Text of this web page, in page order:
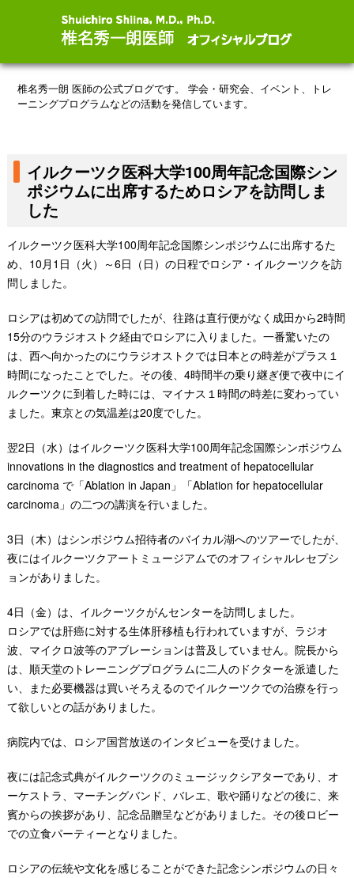
椎名秀一朗 医師の公式ブログです。
学会・研究会、イベント、トレ
ーニングプログラムなどの活動を発信しています。
イルクーツク医科大学100周年記念国際シン
ポジウムに出席するためロシアを訪問しま
した
イルクーツク医科大学100周年記念国際シンポジウムに出席するた
め、10月1日（火）～6日（日）の日程でロシア・イルクーツクを訪
問しました。
ロシアは初めての訪問でしたが、往路は直行便がなく成田から2時間
15分のウラジオストク経由でロシアに入りました。一番驚いたの
は、西へ向かったのにウラジオストクでは日本との時差がプラス１
時間になったことでした。その後、4時間半の乗り継ぎ便で夜中にイ
ルクーツクに到着した時には、マイナス１時間の時差に変わってい
ました。東京との気温差は20度でした。
翌2日（水）はイルクーツク医科大学100周年記念国際シンポジウム
innovations in the diagnostics and treatment of hepatocellular
carcinoma で「Ablation in Japan」「Ablation for hepatocellular
carcinoma」の二つの講演を行いました。
3日（木）はシンポジウム招待者のバイカル湖へのツアーでしたが、
夜にはイルクーツクアートミュージアムでのオフィシャルレセプシ
ョンがありました。
4日（金）は、イルクーツクがんセンターを訪問しました。
ロシアでは肝癌に対する生体肝移植も行われていますが、ラジオ
波、マイクロ波等のアブレーションは普及していません。院長から
は、順天堂のトレーニングプログラムに二人のドクターを派遣した
い、また必要機器は買いそろえるのでイルクーツクでの治療を行っ
て欲しいとの話がありました。
病院内では、ロシア国営放送のインタビューを受けました。
夜には記念式典がイルクーツクのミュージックシアターであり、オ
ーケストラ、マーチングバンド、バレエ、歌や踊りなどの後に、来
賓からの挨拶があり、記念品贈呈などがありました。その後ロビー
での立食パーティーとなりました。
ロシアの伝統や文化を感じることができた記念シンポジウムの日々